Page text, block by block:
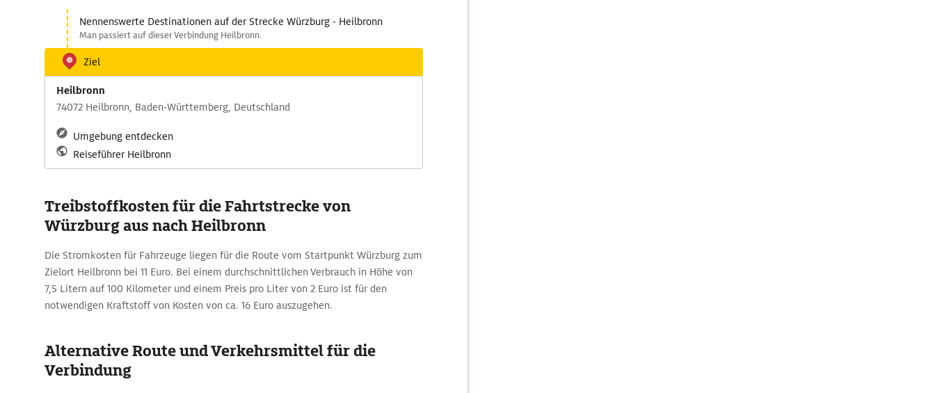
Nennenswerte Destinationen auf der Strecke Würzburg - Heilbronn
Man passiert auf dieser Verbindung Heilbronn.
Ziel
Heilbronn
74072 Heilbronn, Baden-Württemberg, Deutschland
Umgebung entdecken
Reiseführer Heilbronn
Treibstoffkosten für die Fahrtstrecke von
Würzburg aus nach Heilbronn
Die Stromkosten für Fahrzeuge liegen für die Route vom Startpunkt Würzburg zum
Zielort Heilbronn bei 11 Euro. Bei einem durchschnittlichen Verbrauch in Höhe von
7,5 Litern auf 100 Kilometer und einem Preis pro Liter von 2 Euro ist für den
notwendigen Kraftstoff von Kosten von ca. 16 Euro auszugehen.
Alternative Route und Verkehrsmittel für die
Verbindung